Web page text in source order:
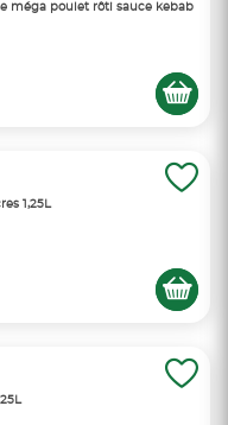
méga poulet rôti sauce kebab
1,25L